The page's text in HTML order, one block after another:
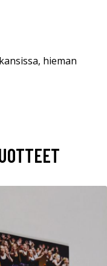
hieman